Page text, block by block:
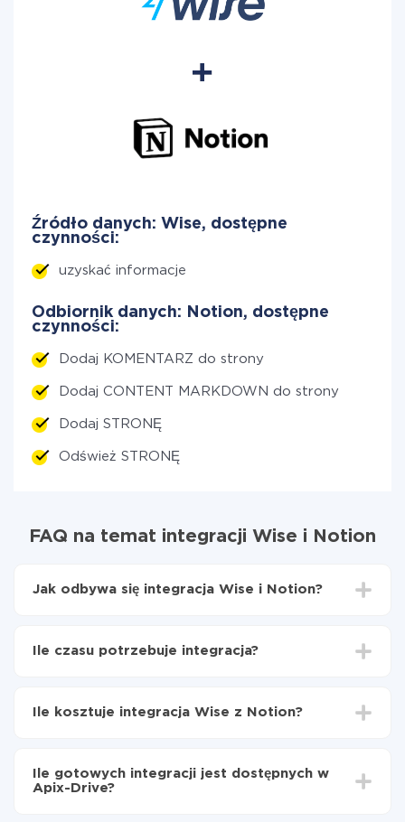
Źródło danych: Wise, dostępne
czynności:
uzyskać informacje
Odbiornik danych: Notion, dostępne
czynności:
Dodaj KOMENTARZ do strony
Dodaj CONTENT MARKDOWN do strony
Dodaj STRONĘ
Odśwież STRONĘ
FAQ na temat integracji Wise i Notion
Jak odbywa się integracja Wise i Notion?
Włącz aktualizację
Ile czasu potrzebuje integracja?
od 5 do 30 minut. Konfiguracja zajmuje średnio 10-15
Ile kosztuje integracja Wise z Notion?
Płacisz tylko za ilość danych, która faktycznie jest
przekazywana z jednego z Twoich systemów do
Ile gotowych integracji jest dostępnych w
Apix-Drive?